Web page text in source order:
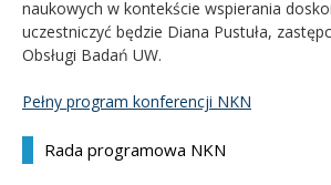
naukowych w kontekście wspierania
uczestniczyć będzie Diana Pustuła,
Obsługi Badań UW.
Pełny program konferencji NKN
Rada programowa NKN